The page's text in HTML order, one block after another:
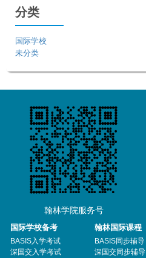
分类
国际学校
未分类
翰林学院服务号
国际学校备考
BASIS入学考试
深国交入学考试
翰林国际课程
BASIS同步辅导
深国交同步辅导